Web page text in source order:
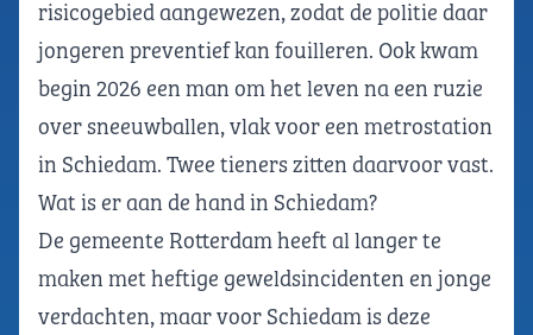
risicogebied aangewezen, zodat de politie daar
jongeren preventief kan fouilleren. Ook kwam
begin 2026 een man om het leven na een ruzie
over sneeuwballen, vlak voor een metrostation
in Schiedam. Twee tieners zitten daarvoor vast.
Wat is er aan de hand in Schiedam?
De gemeente Rotterdam heeft al langer te
maken met heftige geweldsincidenten en jonge
verdachten, maar voor Schiedam is deze